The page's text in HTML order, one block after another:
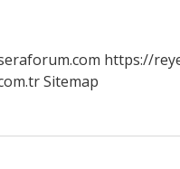
https://
Sitemap